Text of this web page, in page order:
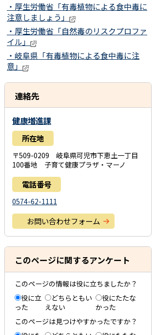
・厚生労働省「有毒植物による食中毒に
注意しましょう」
・厚生労働省「自然毒のリスクプロファ
イル」
・岐阜県「有毒植物による食中毒に注
意」
連絡先
健康増進課
所在地
〒509-0209 岐阜県可児市下恵土一丁目
100番地 子育て健康プラザ・マーノ
電話番号
0574-62-1111
お問い合わせフォーム
このページに関するアンケート
このページの情報は役に立ちましたか？
役に立
った
どちらともい
えない
役にたたな
かった
このページは見つけやすかったですか？